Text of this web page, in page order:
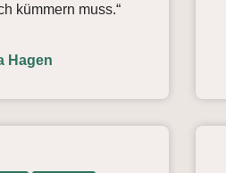
kümmern muss.“
Hagen